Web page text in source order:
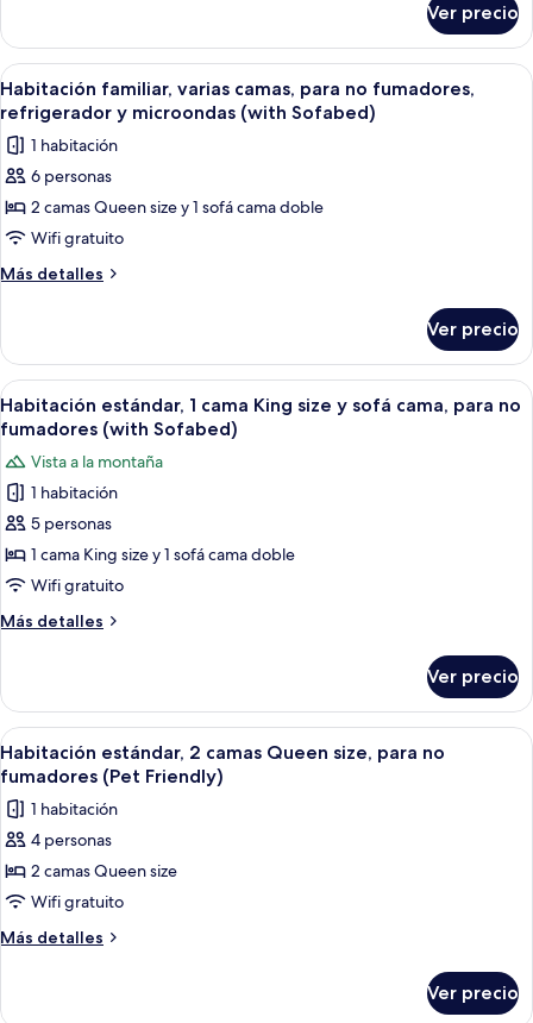
size,
para
no
fumadores,
vista
a
la
montaña
estándar,
camas
Queen
para
no
fumadores,
vista
a
montaña
Ver precio
Abrir
todas
las
fotos
de
Habitación
familiar,
varias
no
fumadores,
refrigerador
y
microondas
(with
Sofabed)
Habitación de hotel con dos camas,
3
Habitación familiar, varias camas, para no fumadores,
refrigerador y microondas (with Sofabed)
1 habitación
6 personas
2 camas Queen size y 1 sofá cama doble
Wifi gratuito
Más detalles
Más
familiar,
varias
camas,
para
fumadores,
refrigerador
y
microondas
(with
Ver precio
Abrir
todas
fotos
de
Habitación
estándar,
1
cama
King
y
sofá
cama,
para
no
fumadores
(with
Sofabed)
Habitación de hotel con una cama
6
Habitación estándar, 1 cama King size y sofá cama, para no
fumadores (with Sofabed)
Vista a la montaña
1 habitación
5 personas
1 cama King size y 1 sofá cama doble
Wifi gratuito
Más detalles
Más
estándar,
cama
King
y
sofá
para
no
(with
Ver precio
Abrir
todas
las
fotos
de
Habitación
estándar,
2
size,
Una habitación de hotel con dos
2
Habitación estándar, 2 camas Queen size, para no
fumadores (Pet Friendly)
1 habitación
4 personas
2 camas Queen size
Wifi gratuito
Más detalles
Más
Ver precio